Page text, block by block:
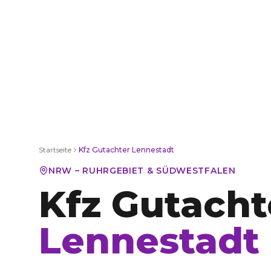
Startseite Kfz Gutachter Lennestadt
NRW – RUHRGEBIET & SÜDWESTFALEN
Kfz
Lennestadt